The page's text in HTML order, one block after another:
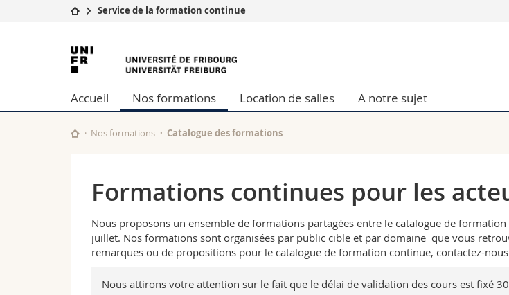
Université
Recherche
Université
Formation continue
Sciences économiques et sociales et management
Lettres et sciences humaines
Sciences de l'éducation et de la formation
Service de la formation continue
Université
de
Fribourg
Accueil Nos formations Location de salles A notre sujet
Nos formations Catalogue des formations
Formations continues pour les
Nous proposons un ensemble de formations partagées entre le catalogue de
juillet. Nos formations sont organisées par public cible et par domaine que vous
remarques ou de propositions pour le catalogue de formation continue, contactez-nous
Nous attirons votre attention sur le fait que le délai de validation des cours est fixé